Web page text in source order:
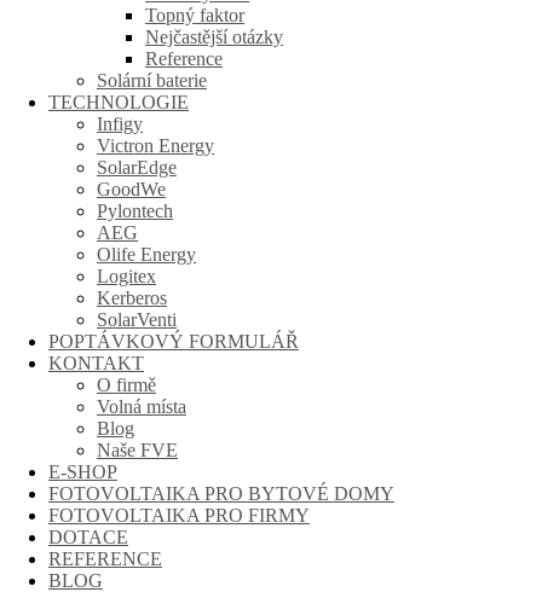
Topný faktor
Nejčastější otázky
Reference
Solární baterie
TECHNOLOGIE
Infigy
Victron Energy
SolarEdge
GoodWe
Pylontech
AEG
Olife Energy
Logitex
Kerberos
SolarVenti
POPTÁVKOVÝ FORMULÁŘ
KONTAKT
O firmě
Volná místa
Blog
Naše FVE
E-SHOP
FOTOVOLTAIKA PRO BYTOVÉ DOMY
FOTOVOLTAIKA PRO FIRMY
DOTACE
REFERENCE
BLOG